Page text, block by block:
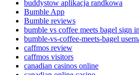
buddystow aplikacja randkowa
Bumble App
Bumble reviews
bumble vs coffee meets bagel sign in
bumble-vs-coffee-meets-bagel
caffmos review
caffmos visitors
canadian casinos online